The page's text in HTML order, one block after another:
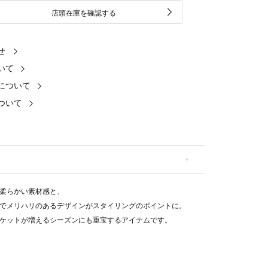
店頭在庫を確認する
て
ついて
いて
らかい素材感と、
メリハリのあるデザインがスタイリングのポイントに。
ットが増えるシーズンにも重宝するアイテムです。